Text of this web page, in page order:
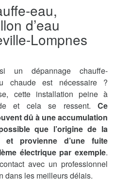
eau,
d’eau
Lompnes
un dépannage chauffe-
chaude est nécessaire ?
cette installation peine à
et cela se ressent. Ce
dû à une accumulation
que l’origine de la
provienne d’une fuite
électrique par exemple.
avec un professionnel
dans les meilleurs délais.